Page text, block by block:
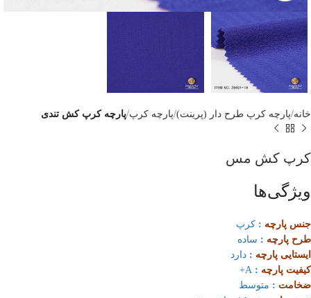
خانه پارچه کرپ طرح دار (پرینت) پارچه کرپ پارچه کرپ کش تندی
کرپ کش مس
ویژگی‌ها
جنس پارچه : کرپ
طرح پارچه : ساده
ایستایی پارچه : دارد
کیفیت پارچه :
ضخامت : متوسط